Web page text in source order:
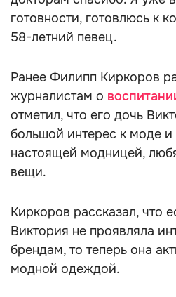
готовности, готовлюсь к
58-летний певец.
Ранее Филипп Киркоров
журналистам о
отметил, что его дочь
большой интерес к моде и
настоящей модницей,
вещи.
Киркоров рассказал, что
Виктория не проявляла
брендам, то теперь она
модной одеждой.